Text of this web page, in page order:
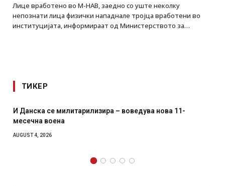
Лице вработено во М-НАВ, заедно со уште неколку
непознати лица физички нападнале тројца вработени во
институцијата, информираат од Министерството за…
ТИКЕР
И Данска се милитарилизира – воведува нова 11-
месечна воена
AUGUST 4, 2026